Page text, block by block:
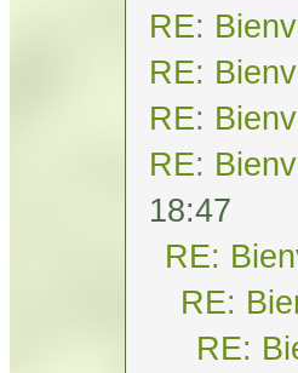
RE:
RE:
RE:
RE:
18:47
RE:
RE:
RE: